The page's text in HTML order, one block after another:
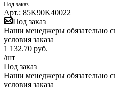
Под заказ
Арт.: 85K90K40022
Под заказ
Наши менеджеры обязательно
условия заказа
1 132.70 руб.
/шт
Под заказ
Наши менеджеры обязательно
условия заказа